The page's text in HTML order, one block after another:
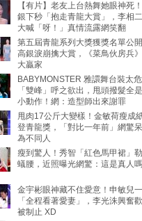
【有片】老友上台熱舞她眼神死
銀下秒「抱走青龍大賞」，李相
大喊「呀！」真情流露網笑翻
第五屆青龍系列大獎獲獎名單公
高銀淚崩擒大賞，《菜鳥伙房兵
大贏家
BABYMONSTER 雅譞舞台裝太危
「雙峰」呼之欲出，甩頭撥髮全
小動作！網：造型師出來謝罪
甩肉17公斤大變樣！金敏荷瘦成
登青龍獎，「對比一年前」網驚
為不同人
瘦到驚人！秀智「紅色馬甲裙」
蟻腰，近照曝光網驚：這是真人
金宇彬眼神藏不住愛意！申敏兒
「全程看著愛妻」，李光洙興奮
被制止 XD